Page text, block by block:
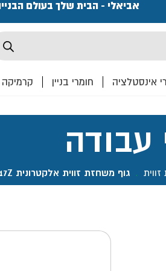
אביאלי - הבית שלך בעולם
אינסטלציה חומרי בניין קרמיקה
עבודה
. גוף משחזת זווית אלקטרונית DGA517Z נטענת 5" BL 18V- מקיטה